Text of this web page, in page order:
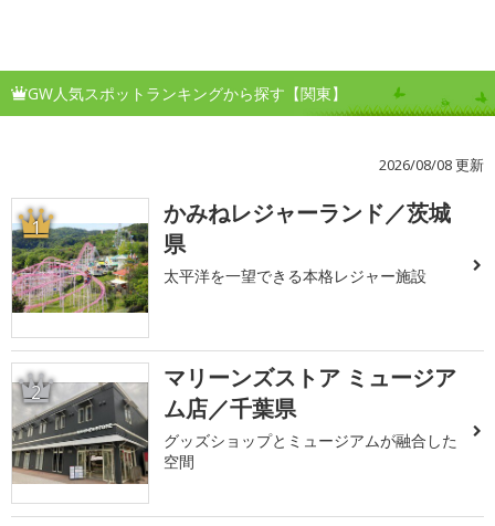
GW人気スポットランキングから探す【関東】
2026/08/08 更新
1
かみねレジャーランド／茨城
県
太平洋を一望できる本格レジャー施設
2
マリーンズストア ミュージア
ム店／千葉県
グッズショップとミュージアムが融合した
空間